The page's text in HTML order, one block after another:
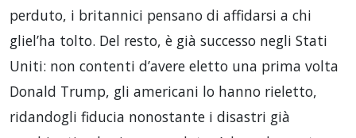
perduto, i britannici pensano di affidarsi a chi
gliel’ha tolto. Del resto, è già successo negli Stati
Uniti: non contenti d’avere eletto una prima volta
Donald Trump, gli americani lo hanno rieletto,
ridandogli fiducia nonostante i disastri già